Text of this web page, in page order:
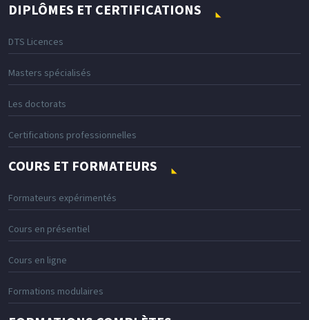
DIPLÔMES ET CERTIFICATIONS
DTS Licences
Masters spécialisés
Les doctorats
Certifications professionnelles
COURS ET FORMATEURS
Formateurs expérimentés
Cours en présentiel
Cours en ligne
Formations modulaires